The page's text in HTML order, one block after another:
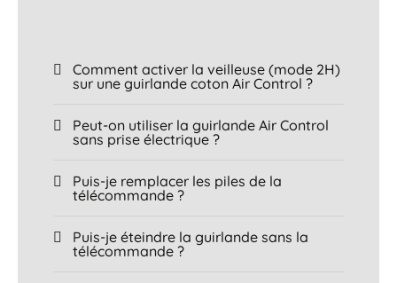
Comment activer la veilleuse (mode 2H)
sur une guirlande coton Air Control ?
Peut-on utiliser la guirlande Air Control
sans prise électrique ?
Puis-je remplacer les piles de la
télécommande ?
Puis-je éteindre la guirlande sans la
télécommande ?